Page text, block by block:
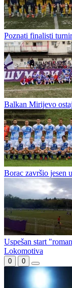
Poznati finalisti
Balkan Mirijevo
Borac završio jesen
Uspešan start
Lokomotiva
0 0